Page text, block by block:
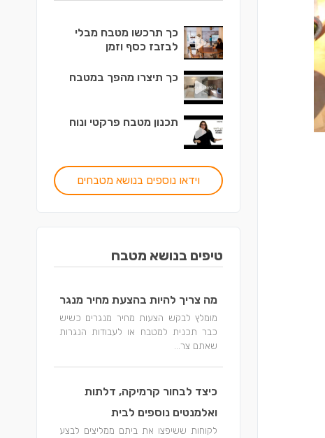
כך תרכשו מטבח מבלי
לבזבז כסף וזמן
כך תיצרו מהפך במטבח
תכנון מטבח פרקטי ונוח
וידאו נוספים בנושא מטבחים
טיפים בנושא מטבח
מה צריך להיות בהצעת מחיר מנגר
מומלץ לבקש הצעות מחיר מנגרים כשיש
כבר תכנית למטבח או לעבודות הנגרות
שאתם צר...
כיצד לבחור קרמיקה, דלתות
ואלמנטים נוספים לבית
לקוחות ששיפצו את ביתם ממליצים לבצע